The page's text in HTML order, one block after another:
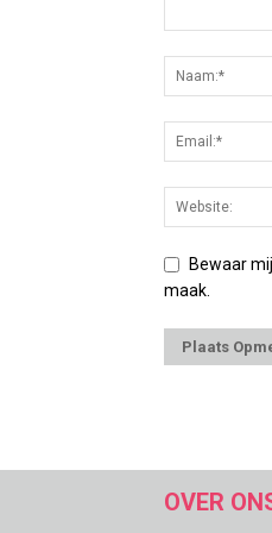
Bewaar
maak.
OVER